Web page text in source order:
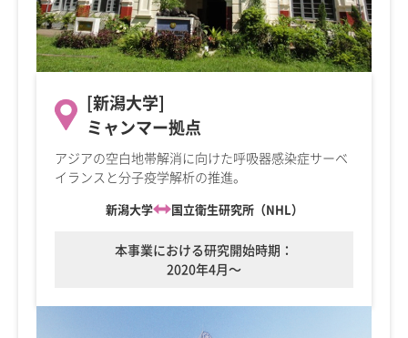
[新潟大学]
ミャンマー拠点
アジアの空白地帯解消に向けた呼吸器感染症サーベ
イランスと分子疫学解析の推進。
新潟大学 国立衛生研究所（NHL）
本事業における研究開始時期：
2020年4月～